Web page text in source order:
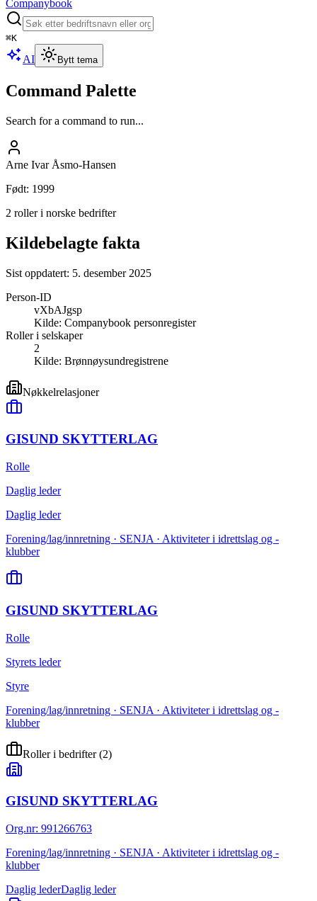
Companybook
⌘K
AI Bytt tema
Command Palette
Search for a command to run...
Arne Ivar Åsmo-Hansen
Født: 1999
2 roller i norske bedrifter
Kildebelagte fakta
Sist oppdatert: 5. desember 2025
Person-ID
vXbAJgsp
Kilde: Companybook personregister
Roller i selskaper
2
Kilde: Brønnøysundregistrene
Nøkkelrelasjoner
GISUND SKYTTERLAG
Rolle
Daglig leder
Daglig leder
Forening/lag/innretning · SENJA · Aktiviteter i idrettslag og -
klubber
GISUND SKYTTERLAG
Rolle
Styrets leder
Styre
Forening/lag/innretning · SENJA · Aktiviteter i idrettslag og -
klubber
Roller i bedrifter(2)
GISUND SKYTTERLAG
Org.nr: 991266763
Forening/lag/innretning · SENJA · Aktiviteter i idrettslag og -
klubber
Daglig lederDaglig leder